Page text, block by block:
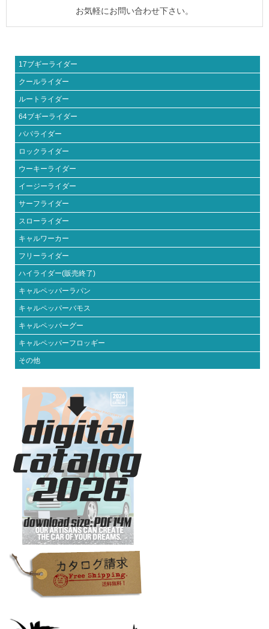
お気軽にお問い合わせ下さい。
17ブギーライダー
クールライダー
ルートライダー
64ブギーライダー
パパライダー
ロックライダー
ウーキーライダー
イージーライダー
サーフライダー
スローライダー
キャルワーカー
フリーライダー
ハイライダー(販売終了)
キャルペッパーラパン
キャルペッパーバモス
キャルペッパーグー
キャルペッパーフロッギー
その他